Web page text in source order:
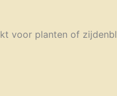
voor planten of